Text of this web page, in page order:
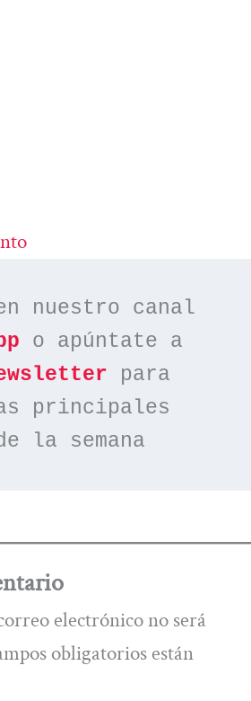
nuestro canal
o apúntate a
para
principales
la semana
electrónico no será
obligatorios están